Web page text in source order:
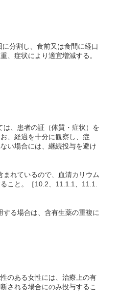
分割し、食前又は食間に経口
、症状により適宜増減する。
、患者の証（体質・症状）を
、経過を十分に観察し、症
い場合には、継続投与を避け
れているので、血清カリウム
こと。［10.2、11.1.1、11.1.
る場合は、含有生薬の重複に
のある女性には、治療上の有
される場合にのみ投与するこ